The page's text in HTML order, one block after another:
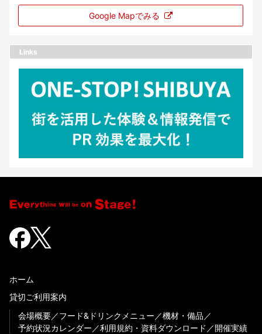
Google Mapでみる
Links
ホーム
貸切ご利用案内
会場概要
フード&ドリンクメニュー
機材・備品
予約状況カレンダー
利用規約・資料ダウンロード 開催実績